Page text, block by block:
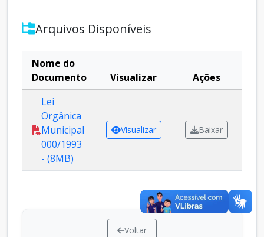
Arquivos Disponíveis
Nome do
Documento
Visualizar
Ações
Lei
Orgânica
Municipal
000/1993
- (8MB)
Visualizar Baixar
Voltar